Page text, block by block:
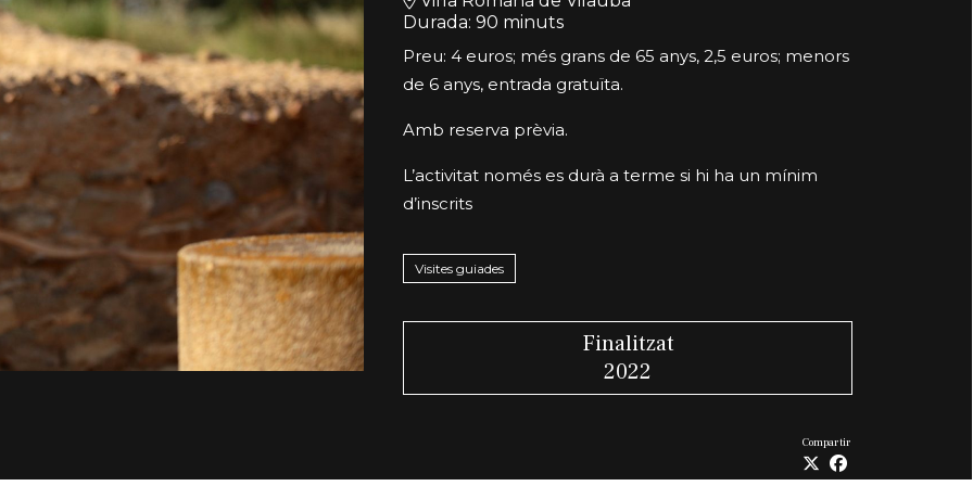
Durada: 90 minuts
Preu: 4 euros; més grans de 65 anys, 2,5 euros; menors
de 6 anys, entrada gratuïta.
Amb reserva prèvia.
L’activitat només es durà a terme si hi ha un mínim
d’inscrits
Visites guiades
Finalitzat
2022
Compartir